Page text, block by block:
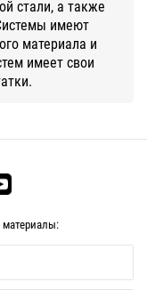
стали, а также
имеют
материала и
имеет свои